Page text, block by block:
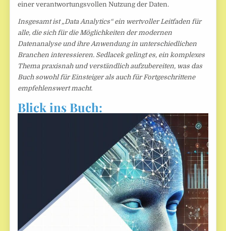
einer verantwortungsvollen Nutzung der Daten.
Insgesamt ist „Data Analytics“ ein wertvoller Leitfaden für
alle, die sich für die Möglichkeiten der modernen
Datenanalyse und ihre Anwendung in unterschiedlichen
Branchen interessieren. Sedlacek gelingt es, ein komplexes
Thema praxisnah und verständlich aufzubereiten, was das
Buch sowohl für Einsteiger als auch für Fortgeschrittene
empfehlenswert macht.
Blick ins Buch: